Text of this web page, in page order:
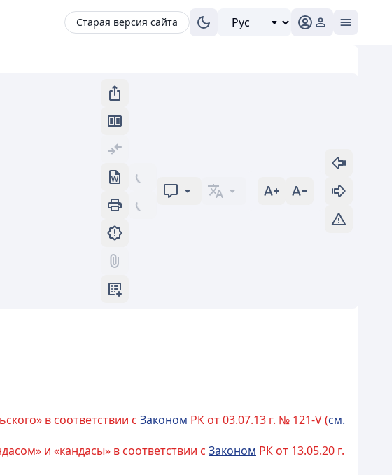
Старая версия сайта
в соответствии с Законом РК от 03.07.13 г. № 121-V (см.
и «кандасы» в соответствии с Законом РК от 13.05.20 г.